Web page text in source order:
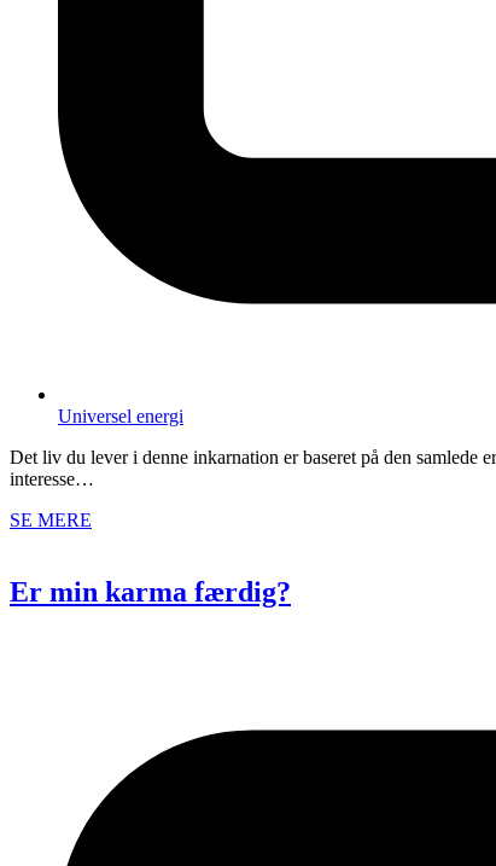
Universel energi
Det liv du lever i denne inkarnation er baseret på den
interesse…
SE MERE
Er min karma færdig?